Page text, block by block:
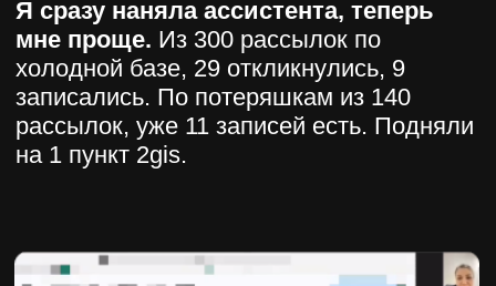
1. 9 примеров кликбейтных
заголовков
ЗАРЕГИСТРИРОВАТЬСЯ